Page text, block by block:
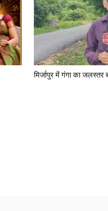
मिर्जापुर में गंगा का जलस्तर